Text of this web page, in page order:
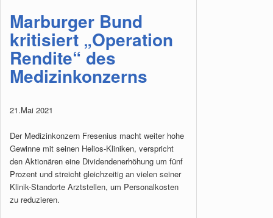
Marburger Bund
kritisiert „Operation
Rendite“ des
Medizinkonzerns
21.Mai 2021
Der Medizinkonzern Fresenius macht weiter hohe
Gewinne mit seinen Helios-Kliniken, verspricht
den Aktionären eine Dividendenerhöhung um fünf
Prozent und streicht gleichzeitig an vielen seiner
Klinik-Standorte Arztstellen, um Personalkosten
zu reduzieren.